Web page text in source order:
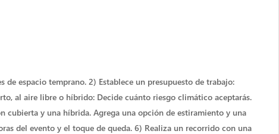
espacio temprano. 2) Establece un presupuesto de trabajo:
al aire libre o híbrido: Decide cuánto riesgo climático aceptarás.
cubierta y una híbrida. Agrega una opción de estiramiento y una
del evento y el toque de queda. 6) Realiza un recorrido con una